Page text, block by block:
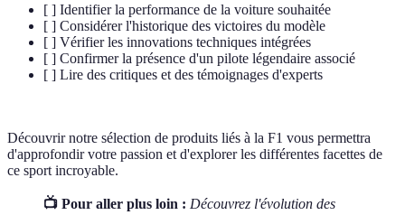
[ ] Identifier la performance de la voiture souhaitée
[ ] Considérer l'historique des victoires du modèle
[ ] Vérifier les innovations techniques intégrées
[ ] Confirmer la présence d'un pilote légendaire associé
[ ] Lire des critiques et des témoignages d'experts
Découvrir notre sélection de produits liés à la F1 vous permettra
d'approfondir votre passion et d'explorer les différentes facettes de
ce sport incroyable.
📺 Pour aller plus loin : Découvrez l'évolution des